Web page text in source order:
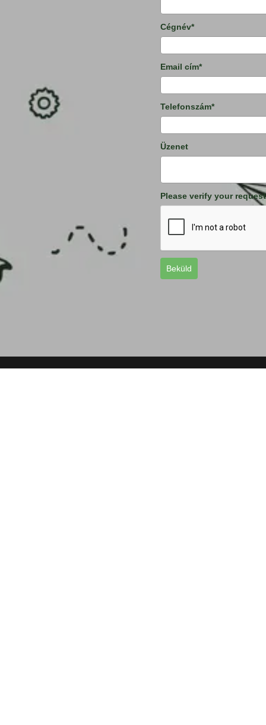
Cégnév*
Email cím*
Telefonszám*
Üzenet
Please verify your
Beküld